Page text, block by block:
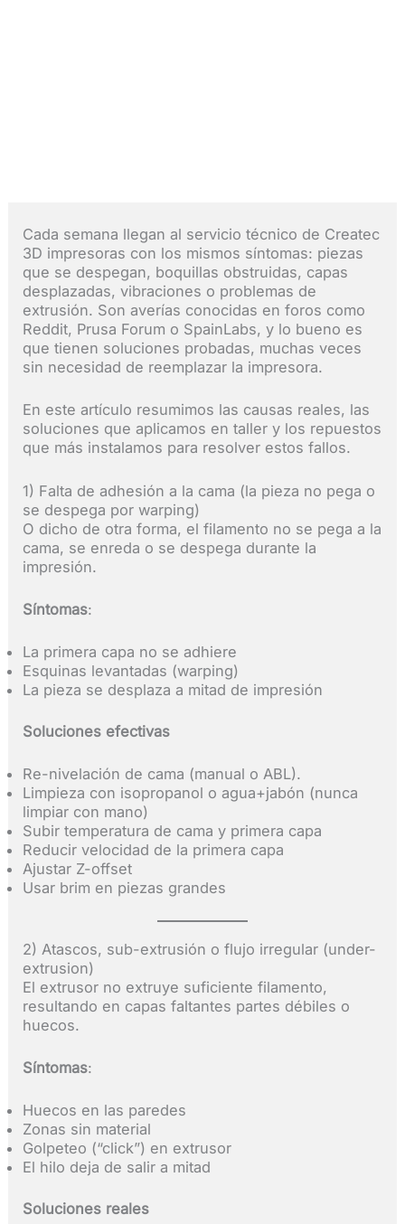
Cada semana llegan al servicio técnico de Createc
3D impresoras con los mismos síntomas: piezas
que se despegan, boquillas obstruidas, capas
desplazadas, vibraciones o problemas de
extrusión. Son averías conocidas en foros como
Reddit, Prusa Forum o SpainLabs, y lo bueno es
que tienen soluciones probadas, muchas veces
sin necesidad de reemplazar la impresora.
En este artículo resumimos las causas reales, las
soluciones que aplicamos en taller y los repuestos
que más instalamos para resolver estos fallos.
1) Falta de adhesión a la cama (la pieza no pega o
se despega por warping)
O dicho de otra forma, el filamento no se pega a la
cama, se enreda o se despega durante la
impresión.
Síntomas:
La primera capa no se adhiere
Esquinas levantadas (warping)
La pieza se desplaza a mitad de impresión
Soluciones efectivas
Re-nivelación de cama (manual o ABL).
Limpieza con isopropanol o agua+jabón (nunca
limpiar con mano)
Subir temperatura de cama y primera capa
Reducir velocidad de la primera capa
Ajustar Z-offset
Usar brim en piezas grandes
2) Atascos, sub-extrusión o flujo irregular (under-
extrusion)
El extrusor no extruye suficiente filamento,
resultando en capas faltantes partes débiles o
huecos.
Síntomas:
Huecos en las paredes
Zonas sin material
Golpeteo (“click”) en extrusor
El hilo deja de salir a mitad
Soluciones reales